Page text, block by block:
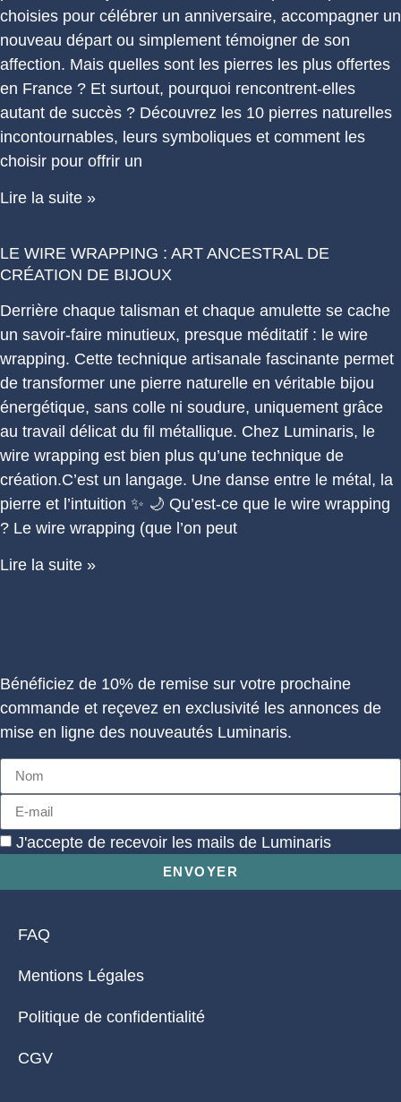
choisies pour célébrer un anniversaire, accompagner un
nouveau départ ou simplement témoigner de son
affection. Mais quelles sont les pierres les plus offertes
en France ? Et surtout, pourquoi rencontrent-elles
autant de succès ? Découvrez les 10 pierres naturelles
incontournables, leurs symboliques et comment les
choisir pour offrir un
Lire la suite »
LE WIRE WRAPPING : ART ANCESTRAL DE
CRÉATION DE BIJOUX
Derrière chaque talisman et chaque amulette se cache
un savoir-faire minutieux, presque méditatif : le wire
wrapping. Cette technique artisanale fascinante permet
de transformer une pierre naturelle en véritable bijou
énergétique, sans colle ni soudure, uniquement grâce
au travail délicat du fil métallique. Chez Luminaris, le
wire wrapping est bien plus qu’une technique de
création.C’est un langage. Une danse entre le métal, la
pierre et l’intuition ✨ 🌙 Qu’est-ce que le wire wrapping
? Le wire wrapping (que l’on peut
Lire la suite »
Bénéficiez de 10% de remise sur votre prochaine
commande et reçevez en exclusivité les annonces de
mise en ligne des nouveautés Luminaris.
J'accepte de recevoir les mails de Luminaris
ENVOYER
FAQ
Mentions Légales
Politique de confidentialité
CGV